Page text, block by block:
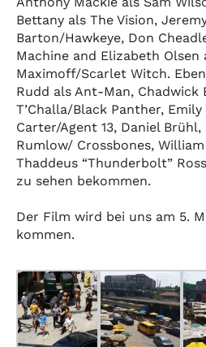
Bettany als The Vision,
Barton/Hawkeye, Don
Machine and Elizabeth Olsen
Maximoff/Scarlet Witch.
Rudd als Ant-Man, Chadwick
T’Challa/Black Panther,
Carter/Agent 13, Daniel
Rumlow/ Crossbones,
Thaddeus “Thunderbolt”
zu sehen bekommen.
Der Film wird bei uns am 5.
kommen.